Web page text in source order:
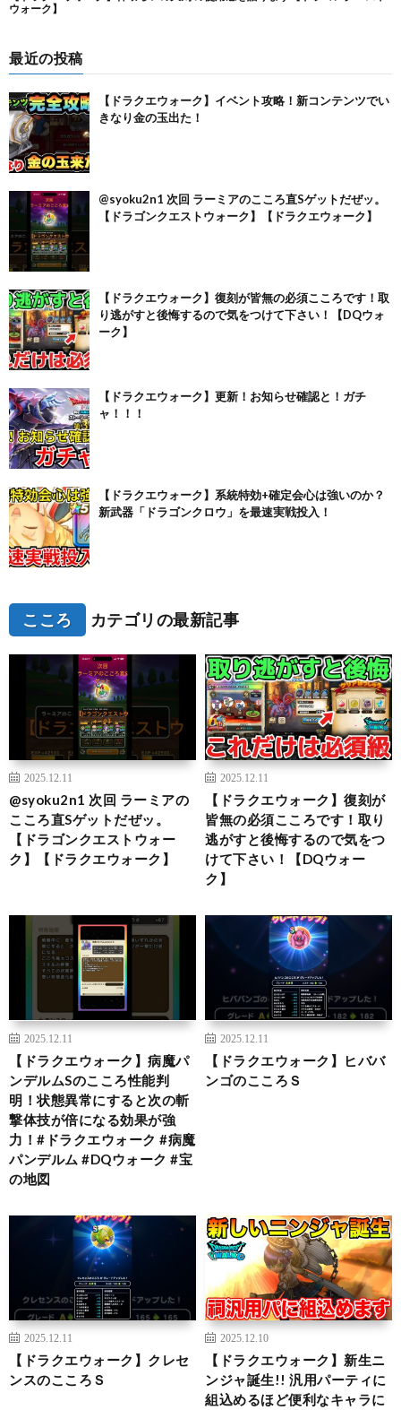
最近の投稿
【ドラクエウォーク】イベント攻略！新コンテンツでい
きなり金の玉出た！
@syoku2n1 次回 ラーミアのこころ直Sゲットだぜッ。
【ドラゴンクエストウォーク】【ドラクエウォーク】
【ドラクエウォーク】復刻が皆無の必須こころです！取
り逃がすと後悔するので気をつけて下さい！【DQウォ
ーク】
【ドラクエウォーク】更新！お知らせ確認と！ガチ
ャ！！！
【ドラクエウォーク】系統特効+確定会心は強いのか？
新武器「ドラゴンクロウ」を最速実戦投入！
こころ カテゴリの最新記事
2025.12.11
@syoku2n1 次回 ラーミアの
こころ直Sゲットだぜッ。
【ドラゴンクエストウォー
ク】【ドラクエウォーク】
2025.12.11
【ドラクエウォーク】復刻が
皆無の必須こころです！取り
逃がすと後悔するので気をつ
けて下さい！【DQウォー
ク】
2025.12.11
【ドラクエウォーク】病魔パ
ンデルムSのこころ性能判
明！状態異常にすると次の斬
撃体技が倍になる効果が強
力！#ドラクエウォーク #病魔
パンデルム #DQウォーク #宝
の地図
2025.12.11
【ドラクエウォーク】ヒババ
ンゴのこころＳ
2025.12.11
【ドラクエウォーク】クレセ
ンスのこころＳ
2025.12.10
【ドラクエウォーク】新生ニ
ンジャ誕生!! 汎用パーティに
組込めるほど便利なキャラに